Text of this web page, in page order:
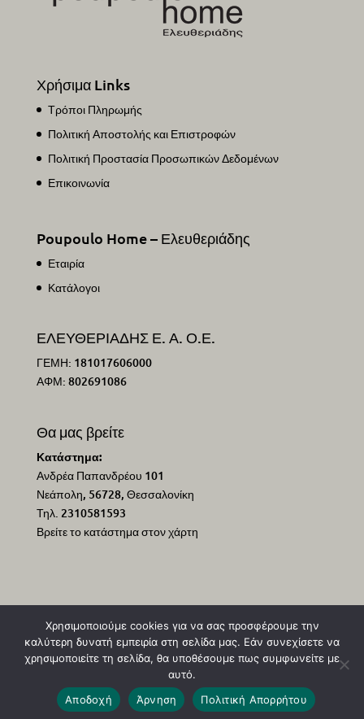
Χρήσιμα Links
Τρόποι Πληρωμής
Πολιτική Αποστολής και Επιστροφών
Πολιτική Προστασία Προσωπικών Δεδομένων
Επικοινωνία
Poupoulo Home – Ελευθεριάδης
Εταιρία
Κατάλογοι
ΕΛΕΥΘΕΡΙΑΔΗΣ Ε. Α. Ο.Ε.
ΓΕΜΗ: 181017606000
ΑΦΜ: 802691086
Θα μας βρείτε
Κατάστημα:
Ανδρέα Παπανδρέου 101
Νεάπολη, 56728, Θεσσαλονίκη
Τηλ. 2310581593
Βρείτε το κατάστημα στον χάρτη
Κατασκευή ιστοσελίδωνSocial Mind
Χρησιμοποιούμε cookies για να σας προσφέρουμε την
καλύτερη δυνατή εμπειρία στη σελίδα μας. Εάν συνεχίσετε να
χρησιμοποιείτε τη σελίδα, θα υποθέσουμε πως συμφωνείτε με
αυτό.
Αποδοχή
Άρνηση Πολιτική Απορρήτου